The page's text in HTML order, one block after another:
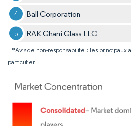
Ball Corporation
RAK Ghani Glass LLC
*Avis de non-responsabilité : les principaux
particulier